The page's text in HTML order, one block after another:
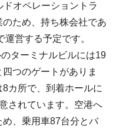
オペレーショントラ
ため、持ち株会社であ
営する予定です。
ターミナルビルには19
つのゲートがありま
カ所で、到着ホールに
されています。空港へ
、乗用車87台分とバ